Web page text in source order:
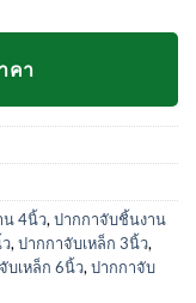
คา
น 4นิ้ว, ปากกาจับชิ้นงาน
, ปากกาจับเหล็ก 3นิ้ว,
บเหล็ก 6นิ้ว, ปากกาจับ